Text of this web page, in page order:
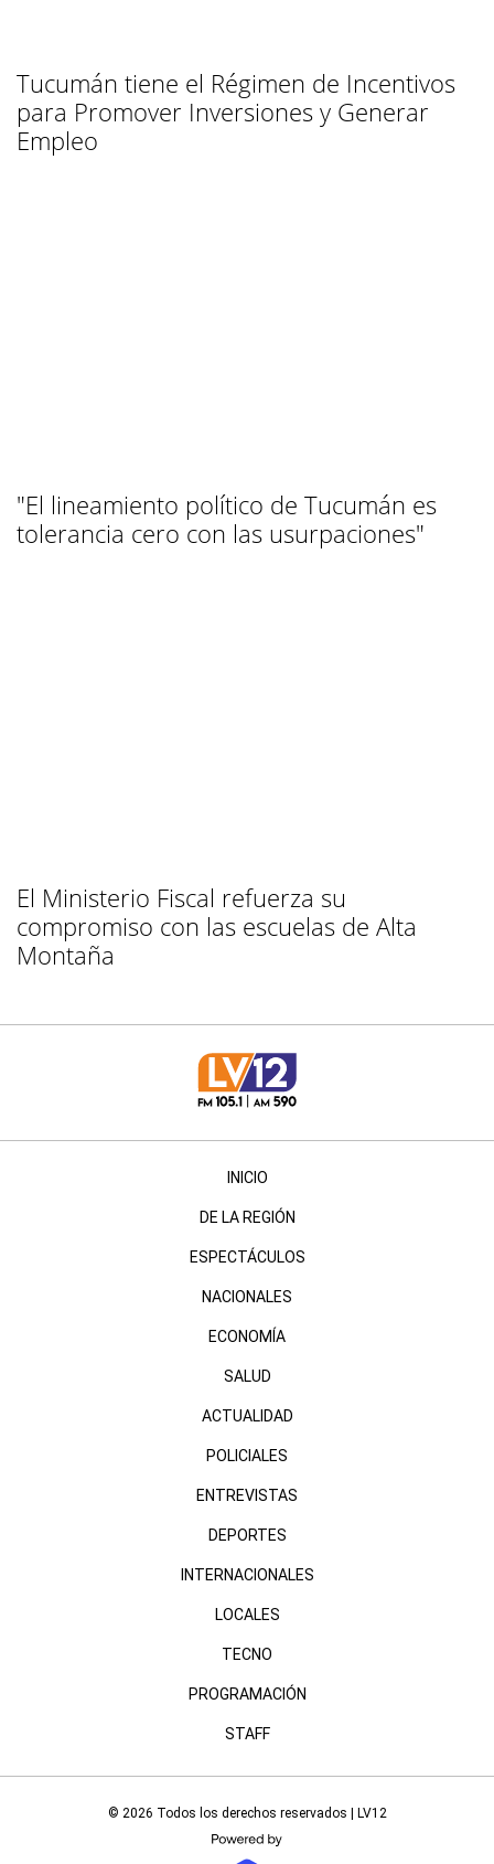
Tucumán tiene el Régimen de Incentivos
para Promover Inversiones y Generar
Empleo
"El lineamiento político de Tucumán es
tolerancia cero con las usurpaciones"
El Ministerio Fiscal refuerza su
compromiso con las escuelas de Alta
Montaña
INICIO
DE LA REGIÓN
ESPECTÁCULOS
NACIONALES
ECONOMÍA
SALUD
ACTUALIDAD
POLICIALES
ENTREVISTAS
DEPORTES
INTERNACIONALES
LOCALES
TECNO
PROGRAMACIÓN
STAFF
© 2026 Todos los derechos reservados | LV12